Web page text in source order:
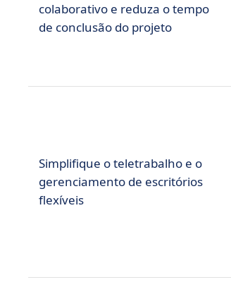
colaborativo e reduza o tempo
de conclusão do projeto
Simplifique o teletrabalho e o
gerenciamento de escritórios
flexíveis